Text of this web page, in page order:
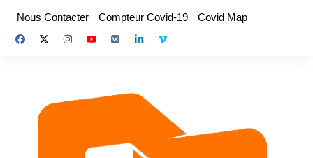
contenu
Nous Contacter Compteur Covid-19 Covid Map